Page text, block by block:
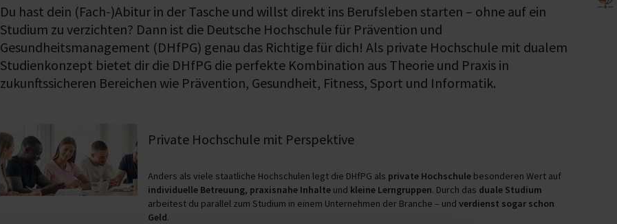
Du hast dein (Fach-)Abitur in der Tasche und willst direkt ins Berufsleben starten – ohne auf ein
Studium zu verzichten? Dann ist die Deutsche Hochschule für Prävention und
Gesundheitsmanagement (DHfPG) genau das Richtige für dich! Als private Hochschule mit dualem
Studienkonzept bietet dir die DHfPG die perfekte Kombination aus Theorie und Praxis in
zukunftssicheren Bereichen wie Prävention, Gesundheit, Fitness, Sport und Informatik.
Private Hochschule mit Perspektive
Anders als viele staatliche Hochschulen legt die DHfPG als private Hochschule besonderen Wert auf
individuelle Betreuung, praxisnahe Inhalte und kleine Lerngruppen. Durch das duale Studium
arbeitest du parallel zum Studium in einem Unternehmen der Branche – und verdienst sogar schon
Geld.